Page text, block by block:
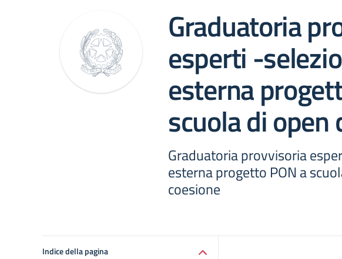
Graduatoria
esperti -
esterna
scuola di open
Graduatoria provvisoria
esterna progetto PON a
coesione
Indice della pagina